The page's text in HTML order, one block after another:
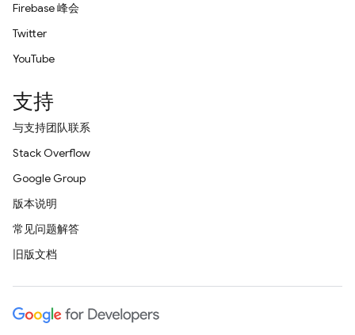
Firebase 峰会
Twitter
YouTube
支持
与支持团队联系
Stack Overflow
Google Group
版本说明
常见问题解答
旧版文档